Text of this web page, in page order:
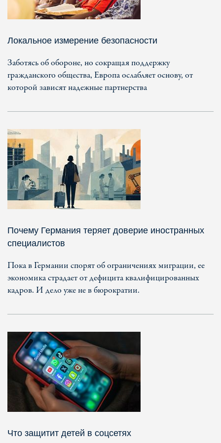
Локальное измерение безопасности
Заботясь об обороне, но сокращая поддержку
гражданского общества, Европа ослабляет основу, от
которой зависят надежные партнерства
Почему Германия теряет доверие иностранных
специалистов
Пока в Германии спорят об ограничениях миграции, ее
экономика страдает от дефицита квалифицированных
кадров. И дело уже не в бюрократии.
Что защитит детей в соцсетях